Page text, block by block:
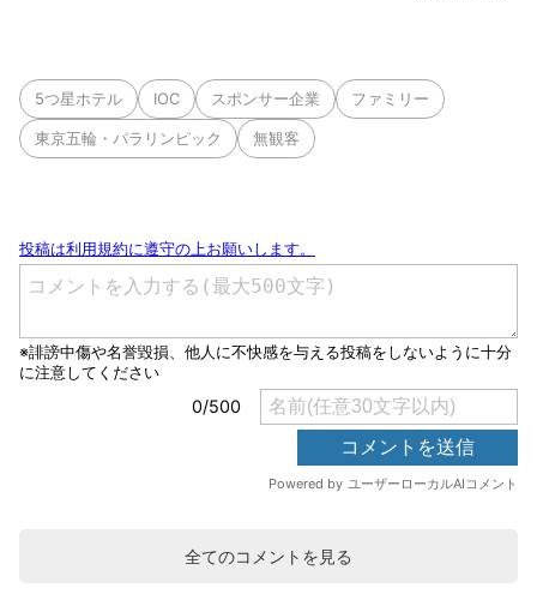
5つ星ホテル IOC スポンサー企業 ファミリー
東京五輪・パラリンピック 無観客
全てのコメントを見る